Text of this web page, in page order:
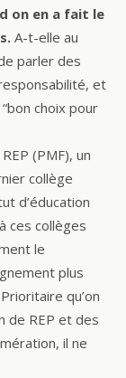
on en a fait le
A-t-elle au
parler des
et
choix pour
(PMF), un
collège
d’éducation
ces collèges
le
plus
qu’on
de REP et des
il ne